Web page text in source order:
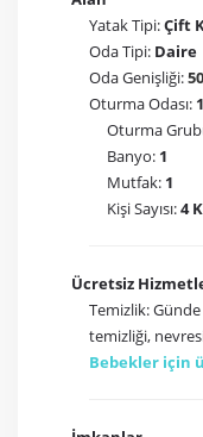
Yatak Tipi:Çift
Oda Tipi: Daire
Oda Genişliği:
Oturma Odası: 1
Oturma
Banyo: 1
Mutfak: 1
Kişi Sayısı:4
Ücretsiz
Temizlik:
temizliği,
Bebekler için